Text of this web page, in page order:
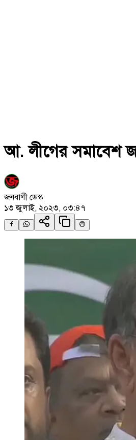
আ. লীগের সমাবেশ
জনবাণী ডেস্ক
১৩ জুলাই, ২০২৩, ০৩:৪৭